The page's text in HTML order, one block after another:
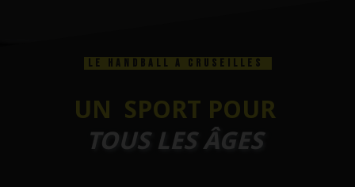
LE HANDBALL A CRUSEILLES
UN SPORT POUR
TOUS LES ÂGES